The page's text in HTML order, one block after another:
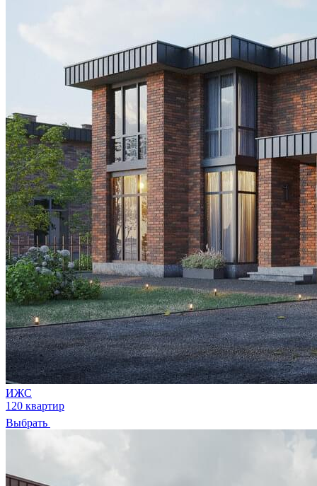
ИЖС
120 квартир
Выбрать